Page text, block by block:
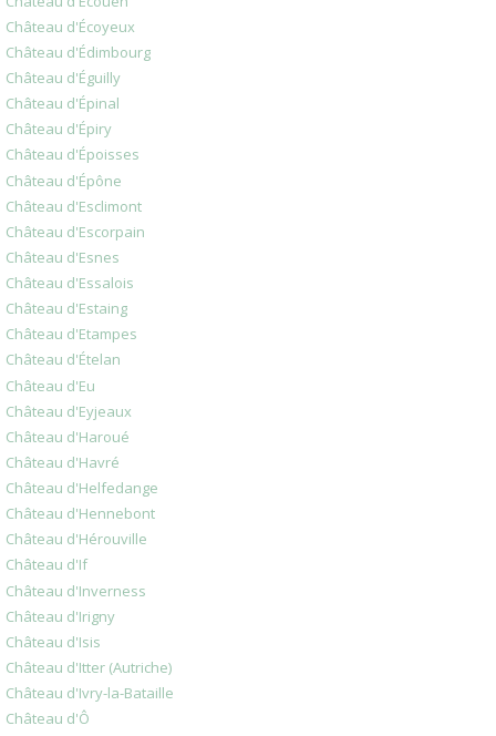
Château d'Écoyeux
Château d'Édimbourg
Château d'Éguilly
Château d'Épinal
Château d'Épiry
Château d'Époisses
Château d'Épône
Château d'Esclimont
Château d'Escorpain
Château d'Esnes
Château d'Essalois
Château d'Estaing
Château d'Etampes
Château d'Ételan
Château d'Eu
Château d'Eyjeaux
Château d'Haroué
Château d'Havré
Château d'Helfedange
Château d'Hennebont
Château d'Hérouville
Château d'If
Château d'Inverness
Château d'Irigny
Château d'Isis
Château d'Itter (Autriche)
Château d'Ivry-la-Bataille
Château d'Ô